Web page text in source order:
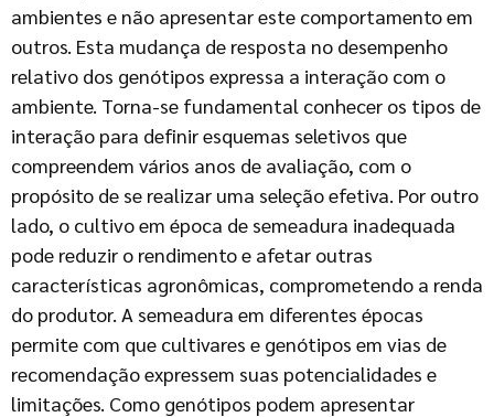
ambientes e não apresentar este comportamento em
outros. Esta mudança de resposta no desempenho
relativo dos genótipos expressa a interação com o
ambiente. Torna-se fundamental conhecer os tipos de
interação para definir esquemas seletivos que
compreendem vários anos de avaliação, com o
propósito de se realizar uma seleção efetiva. Por outro
lado, o cultivo em época de semeadura inadequada
pode reduzir o rendimento e afetar outras
características agronômicas, comprometendo a renda
do produtor. A semeadura em diferentes épocas
permite com que cultivares e genótipos em vias de
recomendação expressem suas potencialidades e
limitações. Como genótipos podem apresentar